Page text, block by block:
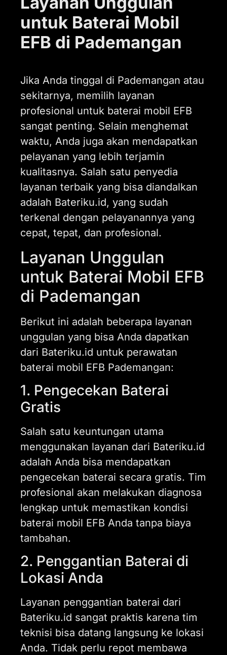
untuk Baterai Mobil
EFB di Pademangan
Jika Anda tinggal di Pademangan atau
sekitarnya, memilih layanan
profesional untuk baterai mobil EFB
sangat penting. Selain menghemat
waktu, Anda juga akan mendapatkan
pelayanan yang lebih terjamin
kualitasnya. Salah satu penyedia
layanan terbaik yang bisa diandalkan
adalah Bateriku.id, yang sudah
terkenal dengan pelayanannya yang
cepat, tepat, dan profesional.
Layanan Unggulan
untuk Baterai Mobil EFB
di Pademangan
Berikut ini adalah beberapa layanan
unggulan yang bisa Anda dapatkan
dari Bateriku.id untuk perawatan
baterai mobil EFB Pademangan:
1. Pengecekan Baterai
Gratis
Salah satu keuntungan utama
menggunakan layanan dari Bateriku.id
adalah Anda bisa mendapatkan
pengecekan baterai secara gratis. Tim
profesional akan melakukan diagnosa
lengkap untuk memastikan kondisi
baterai mobil EFB Anda tanpa biaya
tambahan.
2. Penggantian Baterai di
Lokasi Anda
Layanan penggantian baterai dari
Bateriku.id sangat praktis karena tim
teknisi bisa datang langsung ke lokasi
Anda. Tidak perlu repot membawa